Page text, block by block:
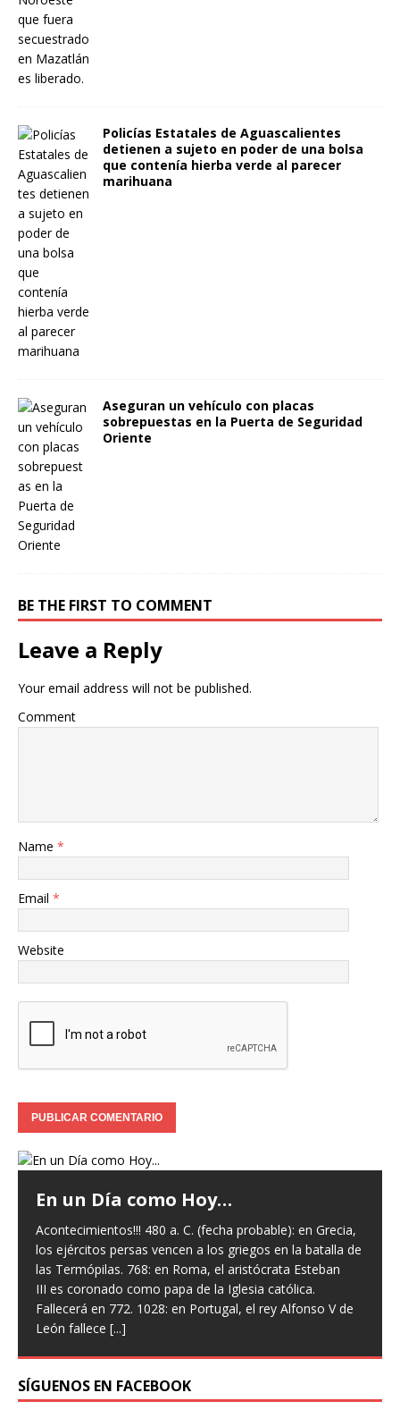
Policías Estatales de Aguascalientes
detienen a sujeto en poder de una bolsa
que contenía hierba verde al parecer
marihuana
Aseguran un vehículo con placas
sobrepuestas en la Puerta de Seguridad
Oriente
BE THE FIRST TO COMMENT
Leave a Reply
Your email address will not be published.
Comment
Name *
Email *
Website
En un Día como Hoy…
Acontecimientos!!! 480 a. C. (fecha probable): en Grecia,
los ejércitos persas vencen a los griegos en la batalla de
las Termópilas. 768: en Roma, el aristócrata Esteban
III es coronado como papa de la Iglesia católica.
Fallecerá en 772. 1028: en Portugal, el rey Alfonso V de
León fallece [...]
SÍGUENOS EN FACEBOOK